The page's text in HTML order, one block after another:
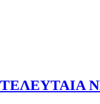
ΤΕΛΕΥΤΑΙΑ